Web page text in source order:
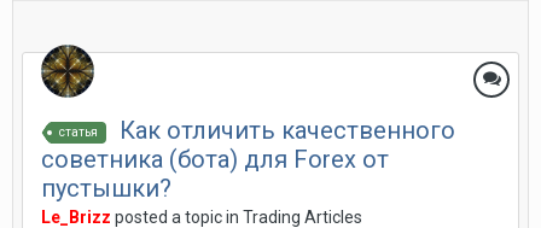
статья
Как отличить качественного
советника (бота) для Forex от
пустышки?
Le_Brizz posted a topic in Trading Articles